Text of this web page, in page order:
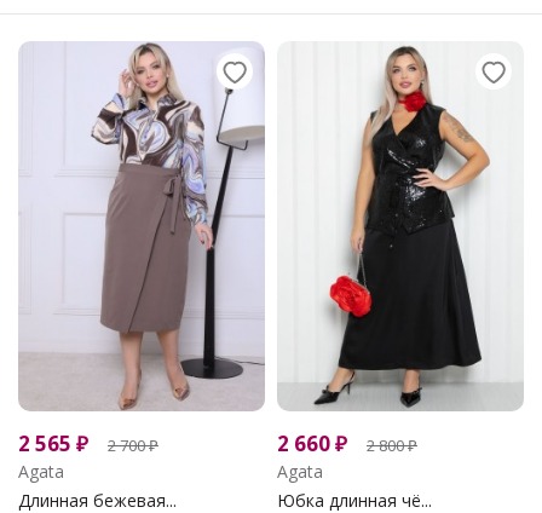
2 565 ₽ 2 700₽
Agata
Длинная бежевая...
2 660₽ 2 800₽
Agata
Юбка длинная чё...